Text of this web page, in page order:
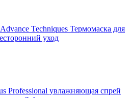
Techniques Термомаска для
уход
Professional увлажняющая спрей